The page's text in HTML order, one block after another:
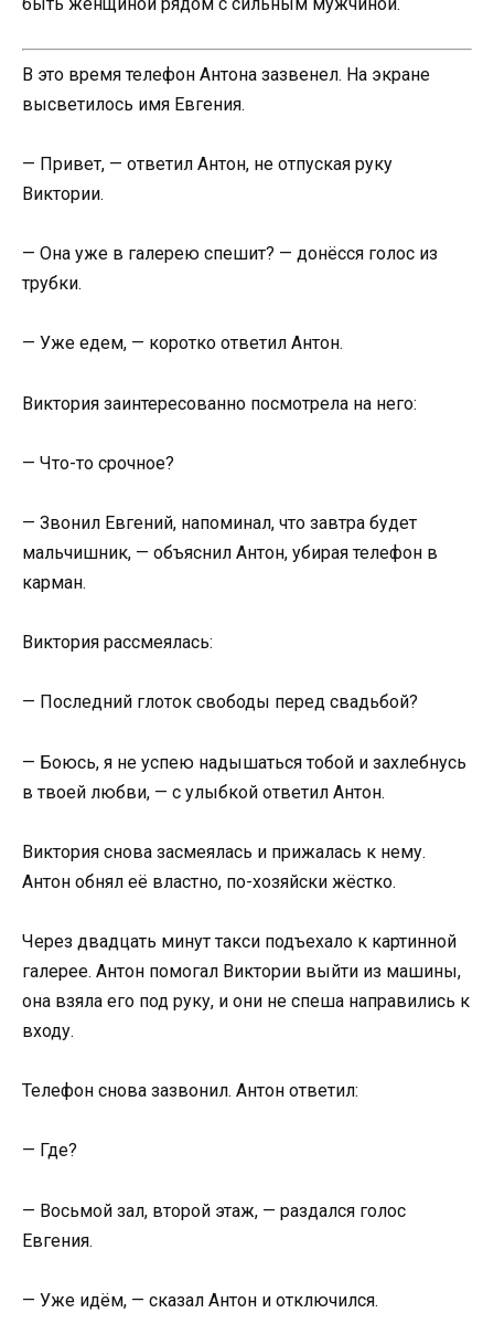
В это время телефон Антона зазвенел. На экране
высветилось имя Евгения.
— Привет, — ответил Антон, не отпуская руку
Виктории.
— Она уже в галерею спешит? — донёсся голос из
трубки.
— Уже едем, — коротко ответил Антон.
Виктория заинтересованно посмотрела на него:
— Что-то срочное?
— Звонил Евгений, напоминал, что завтра будет
мальчишник, — объяснил Антон, убирая телефон в
карман.
Виктория рассмеялась:
— Последний глоток свободы перед свадьбой?
— Боюсь, я не успею надышаться тобой и захлебнусь
в твоей любви, — с улыбкой ответил Антон.
Виктория снова засмеялась и прижалась к нему.
Антон обнял её властно, по-хозяйски жёстко.
Через двадцать минут такси подъехало к картинной
галерее. Антон помогал Виктории выйти из машины,
она взяла его под руку, и они не спеша направились к
входу.
Телефон снова зазвонил. Антон ответил:
— Где?
— Восьмой зал, второй этаж, — раздался голос
Евгения.
— Уже идём, — сказал Антон и отключился.